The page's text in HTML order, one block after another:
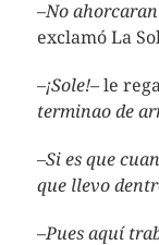
–No
exclamó La
–¡Sole!– le
terminao de
–Si es que
que llevo
–Pues aquí